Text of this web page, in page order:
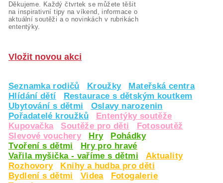
Děkujeme. Každý čtvrtek se můžete těšit
na inspirativní tipy na víkend, informace o
aktuální soutěži a o novinkách v rubrikách
ententýky.
Vložit novou akci
Seznamka rodičů Kroužky
Mateřská centra
Hlídání dětí
Restaurace s dětským koutkem
Ubytování s dětmi
Oslavy narozenin
Pořadatelé kroužků
Ententýky soutěže
Kupovačka
Soutěže pro děti
Fotosoutěž
Slevové vouchery
Hry
Pohádky
Tvoření s dětmi
Hry pro hravé
Vařila myšička - vaříme s dětmi
Aktuality
Rozhovory
Knihy a hudba pro děti
Bydlení s dětmi
Videa
Fotogalerie